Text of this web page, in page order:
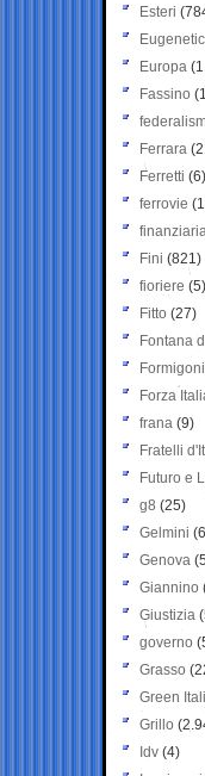
Esteri
Europa
Fassino
Ferrara
Ferretti (6)
ferrovie
Fini (821)
fioriere (5)
Fitto (27)
Fontana
Formigoni
Forza
frana (9)
Fratelli
Futuro e
g8 (25)
Gelmini
Genova
Giannino
Giustizia
governo
Grasso
Green
Grillo
Idv (4)